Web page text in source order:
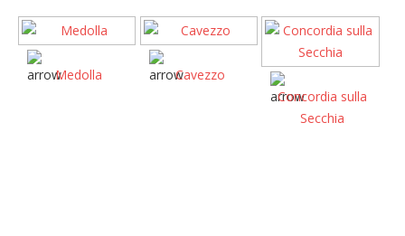
Medolla
Cavezzo
Concordia sulla
Secchia